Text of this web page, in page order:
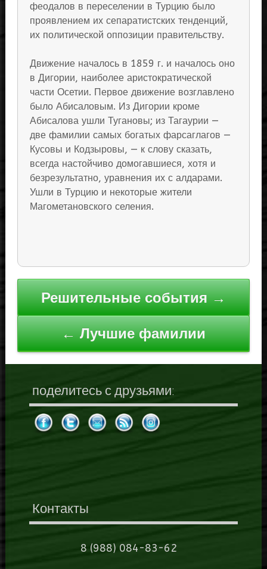
феодалов в переселении в Турцию было
проявлением их сепаратистских тенденций,
их политической оппозиции правительству.
Движение началось в 1859 г. и началось оно
в Дигории, наиболее аристократической
части Осетии. Первое движение возглавлено
было Абисаловым. Из Дигории кроме
Абисалова ушли Тугановы; из Тагаурии —
две фамилии самых богатых фарсаглагов —
Кусовы и Кодзыровы, — к слову сказать,
всегда настойчиво домогавшиеся, хотя и
безрезультатно, уравнения их с алдарами.
Ушли в Турцию и некоторые жители
Магометановского селения.
Навигация
по
записям
Решительные события →
← Лучшие фамилии
поделитесь с друзьями:
Контакты
8 (988) 084-83-62